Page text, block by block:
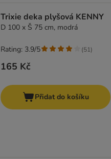
Trixie deka plyšová KENNY
D 100 x Š 75 cm, modrá
165 Kč
Rating: 3.9/5 (51)
Přidat do košíku